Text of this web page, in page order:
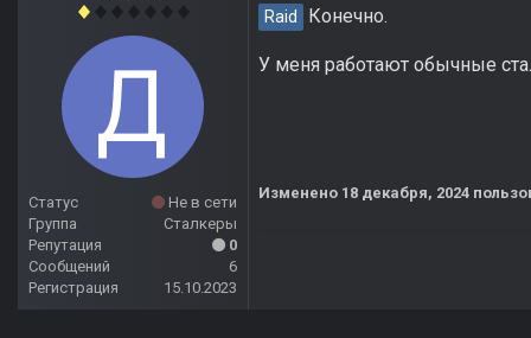
Статус
Не в сети
Группа
Сталкеры
Репутация
0
Сообщений
6
Регистрация
15.10.2023
Raid Конечно.
У меня работают обычные
Изменено 18 декабря, 2024